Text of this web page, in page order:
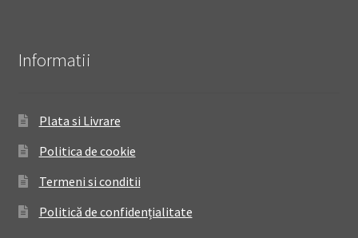
Informatii
Plata si Livrare
Politica de cookie
Termeni si conditii
Politică de confidențialitate